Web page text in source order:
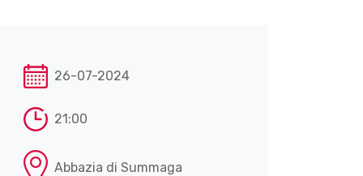
26-07-2024
21:00
Abbazia di Summaga